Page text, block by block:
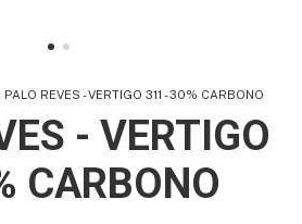
PALO REVES - VERTIGO 311 - 30% CARBONO
- VERTIGO
CARBONO